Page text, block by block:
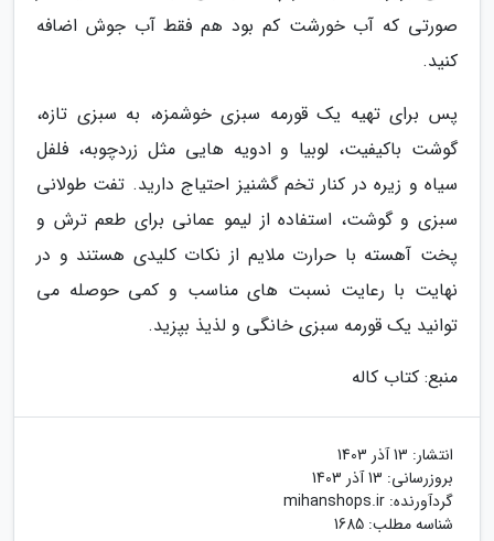
صورتی که آب خورشت کم بود هم فقط آب جوش اضافه
کنید.
پس برای تهیه یک قورمه سبزی خوشمزه، به سبزی تازه،
گوشت باکیفیت، لوبیا و ادویه هایی مثل زردچوبه، فلفل
سیاه و زیره در کنار تخم گشنیز احتیاج دارید. تفت طولانی
سبزی و گوشت، استفاده از لیمو عمانی برای طعم ترش و
پخت آهسته با حرارت ملایم از نکات کلیدی هستند و در
نهایت با رعایت نسبت های مناسب و کمی حوصله می
توانید یک قورمه سبزی خانگی و لذیذ بپزید.
منبع: کتاب کاله
انتشار: 13 آذر 1403
بروزرسانی: 13 آذر 1403
گردآورنده: mihanshops.ir
شناسه مطلب: 1685